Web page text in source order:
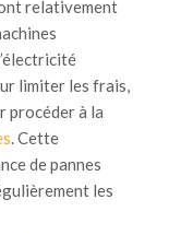
relativement
limiter les frais,
procéder à la
. Cette
de pannes
les